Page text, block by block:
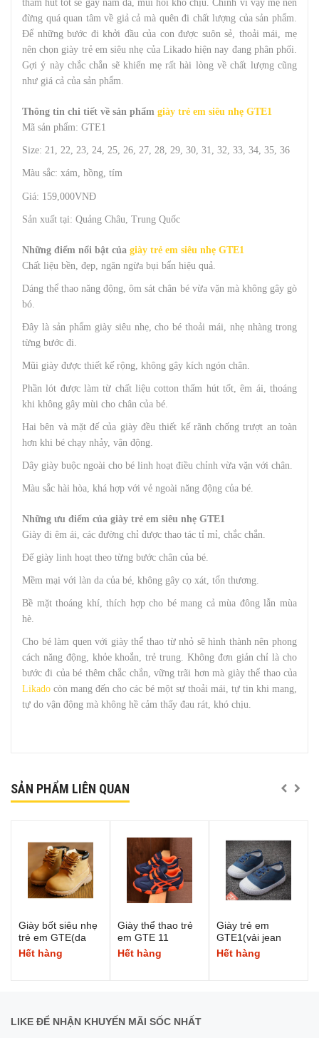
thấm hút tốt sẽ gây nấm da, mùi hôi khó chịu. Chính vì vậy mẹ nên
đừng quá quan tâm về giả cả mà quên đi chất lượng của sản phẩm.
Để những bước đi khởi đầu của con được suôn sẻ, thoải mái, mẹ
nên chọn giày trẻ em siêu nhẹ của Likado hiện nay đang phân phối.
Gợi ý này chắc chắn sẽ khiến mẹ rất hài lòng về chất lượng cũng
như giá cả của sản phẩm.
Thông tin chi tiết về sản phẩm giày trẻ em siêu nhẹ GTE1
Mã sản phẩm: GTE1
Size: 21, 22, 23, 24, 25, 26, 27, 28, 29, 30, 31, 32, 33, 34, 35, 36
Màu sắc: xám, hồng, tím
Giá: 159,000VNĐ
Sản xuất tại: Quảng Châu, Trung Quốc
Những điểm nổi bật của giày trẻ em siêu nhẹ GTE1
Chất liệu bền, đẹp, ngăn ngừa bụi bẩn hiệu quả.
Dáng thể thao năng động, ôm sát chân bé vừa vặn mà không gây gò
bó.
Đây là sản phẩm giày siêu nhẹ, cho bé thoải mái, nhẹ nhàng trong
từng bước đi.
Mũi giày được thiết kế rộng, không gây kích ngón chân.
Phần lót được làm từ chất liệu cotton thấm hút tốt, êm ái, thoáng
khi không gây mùi cho chân của bé.
Hai bên và mặt đế của giày đều thiết kế rãnh chống trượt an toàn
hơn khi bé chạy nhảy, vận động.
Dây giày buộc ngoài cho bé linh hoạt điều chỉnh vừa vặn với chân.
Màu sắc hài hòa, khá hợp với vẻ ngoài năng động của bé.
Những ưu điểm của giày trẻ em siêu nhẹ GTE1
Giày đi êm ái, các đường chỉ được thao tác tỉ mỉ, chắc chắn.
Đế giày linh hoạt theo từng bước chân của bé.
Mềm mại với làn da của bé, không gây cọ xát, tổn thương.
Bề mặt thoáng khí, thích hợp cho bé mang cả mùa đông lẫn mùa
hè.
Cho bé làm quen với giày thể thao từ nhỏ sẽ hình thành nên phong
cách năng động, khỏe khoắn, trẻ trung. Không đơn giản chỉ là cho
bước đi của bé thêm chắc chắn, vững trãi hơn mà giày thể thao của
Likado còn mang đến cho các bé một sự thoải mái, tự tin khi mang,
tự do vận động mà không hề cảm thấy đau rát, khó chịu.
SẢN PHẨM LIÊN QUAN
Giày bốt siêu nhẹ
trẻ em GTE(da
bò)
Hết hàng
Giày thể thao trẻ
em GTE 11
Hết hàng
Giày trẻ em
GTE1(vải jean
xanh dương)
Hết hàng
LIKE ĐỂ NHẬN KHUYẾN MÃI SỐC NHẤT